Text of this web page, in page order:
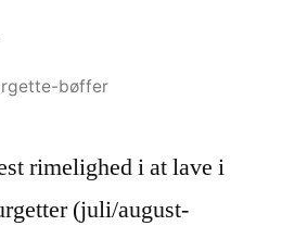
bøffer
rimelighed i at lave i
(juli/august-